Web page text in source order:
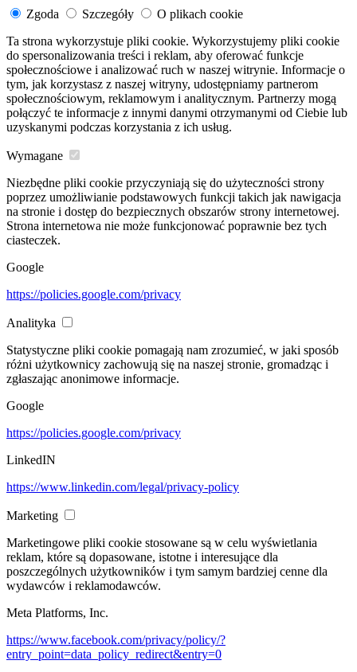
Zgoda Szczegóły
O plikach cookie
Ta strona wykorzystuje pliki cookie. Wykorzystujemy pliki cookie
do spersonalizowania treści i reklam, aby oferować funkcje
społecznościowe i analizować ruch w naszej witrynie. Informacje o
tym, jak korzystasz z naszej witryny, udostępniamy partnerom
społecznościowym, reklamowym i analitycznym. Partnerzy mogą
połączyć te informacje z innymi danymi otrzymanymi od Ciebie lub
uzyskanymi podczas korzystania z ich usług.
Wymagane
Niezbędne pliki cookie przyczyniają się do użyteczności strony
poprzez umożliwianie podstawowych funkcji takich jak nawigacja
na stronie i dostęp do bezpiecznych obszarów strony internetowej.
Strona internetowa nie może funkcjonować poprawnie bez tych
ciasteczek.
Google
https://policies.google.com/privacy
Analityka
Statystyczne pliki cookie pomagają nam zrozumieć, w jaki sposób
różni użytkownicy zachowują się na naszej stronie, gromadząc i
zgłaszając anonimowe informacje.
Google
https://policies.google.com/privacy
LinkedIN
https://www.linkedin.com/legal/privacy-policy
Marketing
Marketingowe pliki cookie stosowane są w celu wyświetlania
reklam, które są dopasowane, istotne i interesujące dla
poszczególnych użytkowników i tym samym bardziej cenne dla
wydawców i reklamodawców.
Meta Platforms, Inc.
https://www.facebook.com/privacy/policy/?
entry_point=data_policy_redirect&entry=0